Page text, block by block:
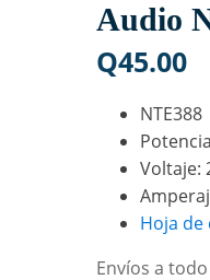
Audio
Q45.00
NTE388
Voltaje:
Hoja de
Envíos a